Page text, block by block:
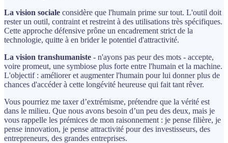
La vision sociale considère que l'humain prime sur tout. L'outil doit
rester un outil, contraint et restreint à des utilisations très spécifiques.
Cette approche défensive prône un encadrement strict de la
technologie, quitte à en brider le potentiel d'attractivité.
La vision transhumaniste - n'ayons pas peur des mots - accepte,
voire promeut, une symbiose plus forte entre l'humain et la machine.
L'objectif : améliorer et augmenter l'humain pour lui donner plus de
chances d'accéder à cette longévité heureuse qui fait tant rêver.
Vous pourriez me taxer d’extrémisme, prétendre que la vérité est
dans le milieu. Que nous avons besoin d’un peu des deux, mais je
vous rappelle les prémices de mon raisonnement : je pense filière, je
pense innovation, je pense attractivité pour des investisseurs, des
entrepreneurs, des grandes entreprises.